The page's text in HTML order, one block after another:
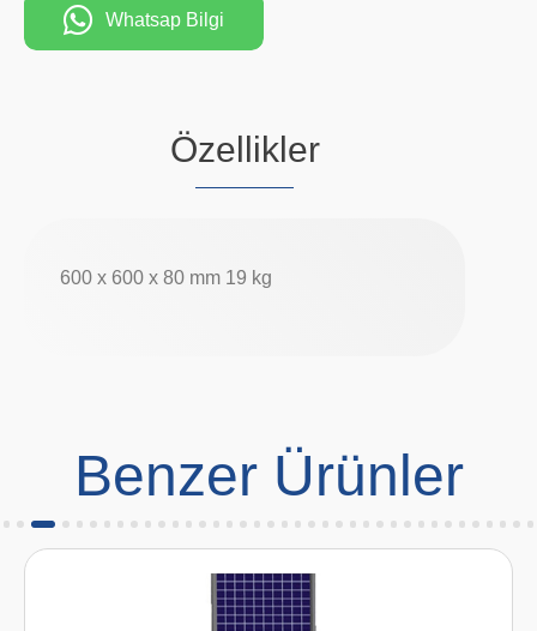
Whatsap Bilgi
Özellikler
600 x 600 x 80 mm 19 kg
Benzer Ürünler